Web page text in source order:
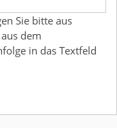
Sie bitte aus
dem
in das Textfeld